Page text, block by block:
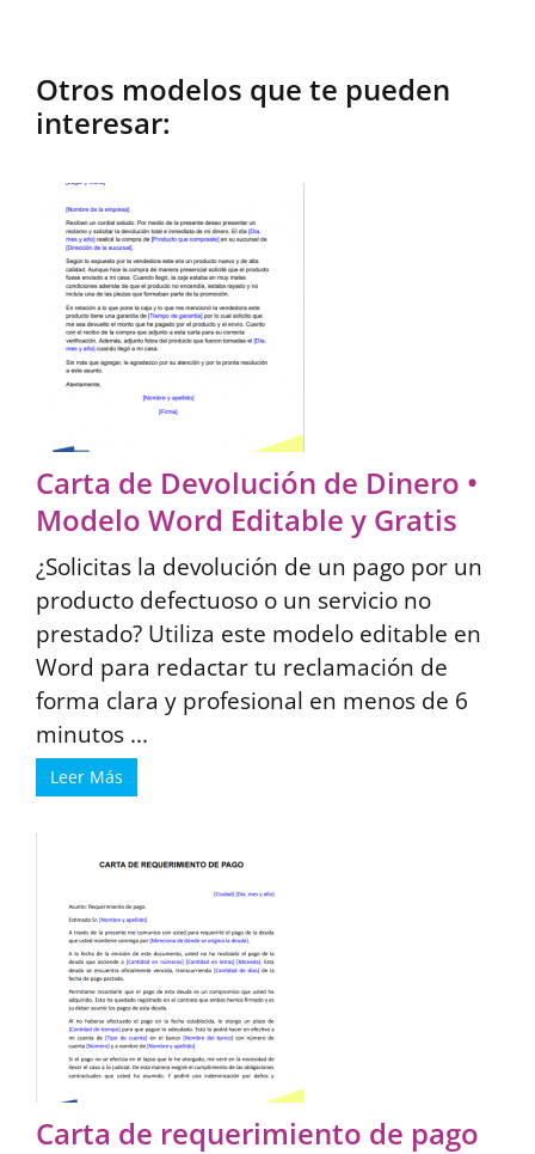
Otros modelos que te pueden
interesar:
Carta de Devolución de Dinero •
Modelo Word Editable y Gratis
¿Solicitas la devolución de un pago por un
producto defectuoso o un servicio no
prestado? Utiliza este modelo editable en
Word para redactar tu reclamación de
forma clara y profesional en menos de 6
minutos ...
Leer Más
Carta de requerimiento de pago